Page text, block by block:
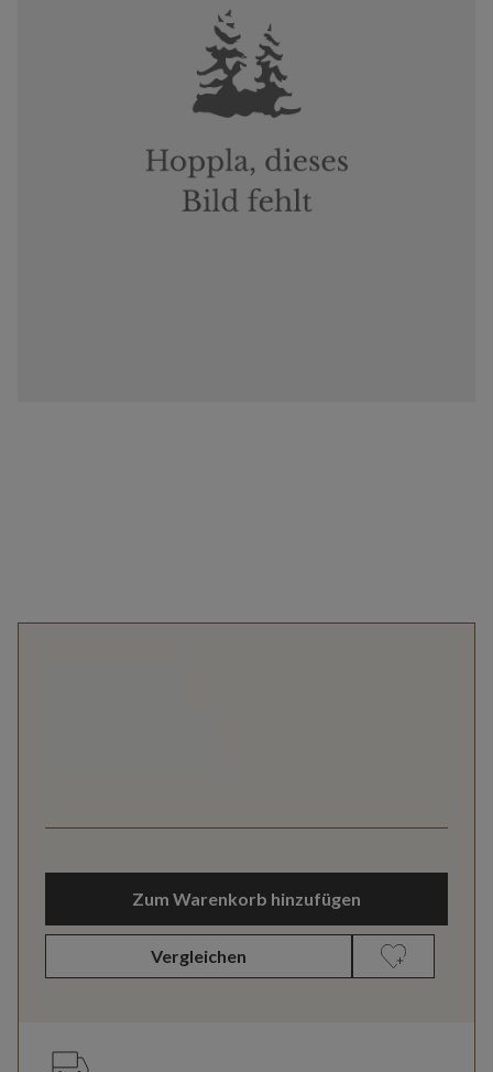
Zum Warenkorb hinzufügen
Vergleichen